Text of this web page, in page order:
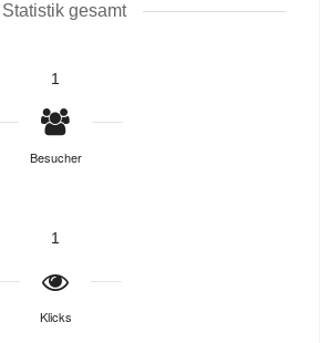
Statistik gesamt
1
Besucher
1
Klicks